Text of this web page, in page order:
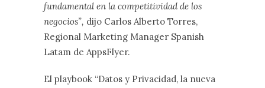
fundamental en la competitividad de los
negocios”, dijo Carlos Alberto Torres,
Regional Marketing Manager Spanish
Latam de AppsFlyer.
El playbook “Datos y Privacidad, la nueva